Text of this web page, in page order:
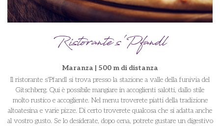
Ristorante s'Pfandl
Maranza | 500 m di distanza
Il ristorante s'Pfandl si trova presso la stazione a valle della funivia del
Gitschberg. Qui è possibile mangiare in accoglienti salotti, dallo stile
molto rustico e accogliente. Nel menu troverete piatti della tradizione
altoatesina e varie pizze. Di certo troverete qualcosa che si adatta anche
al vostro gusto. Se lo desiderate, dopo cena, potrete gustare un digestivo